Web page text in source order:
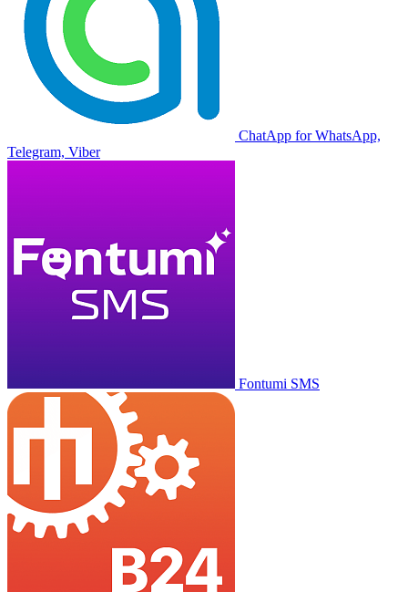
ChatApp for WhatsApp,
Telegram, Viber
Fontumi SMS